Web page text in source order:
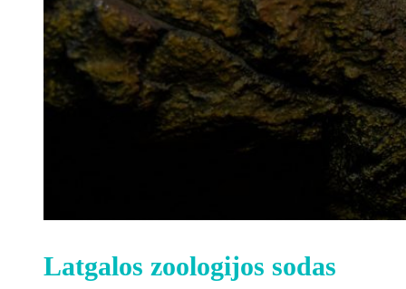
Latgalos zoologijos sodas